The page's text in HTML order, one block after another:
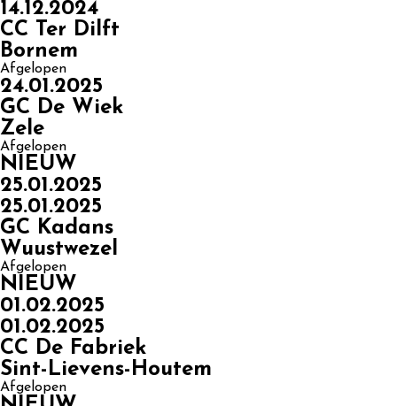
14.12.2024
CC Ter Dilft
Bornem
Afgelopen
24.01.2025
GC De Wiek
Zele
Afgelopen
NIEUW
25.01.2025
25.01.2025
GC Kadans
Wuustwezel
Afgelopen
NIEUW
01.02.2025
01.02.2025
CC De Fabriek
Sint-Lievens-Houtem
Afgelopen